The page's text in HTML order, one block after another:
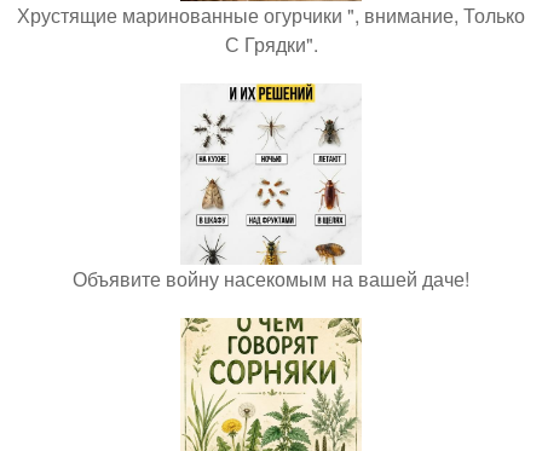
Хрустящие маринованные огурчики ", внимание, Только
С Грядки".
Объявите войну насекомым на вашей даче!